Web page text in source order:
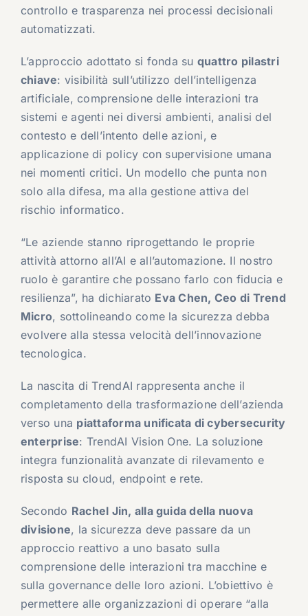
controllo e trasparenza nei processi decisionali
automatizzati.
L’approccio adottato si fonda su quattro pilastri
chiave: visibilità sull’utilizzo dell’intelligenza
artificiale, comprensione delle interazioni tra
sistemi e agenti nei diversi ambienti, analisi del
contesto e dell’intento delle azioni, e
applicazione di policy con supervisione umana
nei momenti critici. Un modello che punta non
solo alla difesa, ma alla gestione attiva del
rischio informatico.
“Le aziende stanno riprogettando le proprie
attività attorno all’AI e all’automazione. Il nostro
ruolo è garantire che possano farlo con fiducia e
resilienza”, ha dichiarato Eva Chen, Ceo di Trend
Micro, sottolineando come la sicurezza debba
evolvere alla stessa velocità dell’innovazione
tecnologica.
La nascita di TrendAI rappresenta anche il
completamento della trasformazione dell’azienda
verso una piattaforma unificata di cybersecurity
enterprise: TrendAI Vision One. La soluzione
integra funzionalità avanzate di rilevamento e
risposta su cloud, endpoint e rete.
Secondo Rachel Jin, alla guida della nuova
divisione, la sicurezza deve passare da un
approccio reattivo a uno basato sulla
comprensione delle interazioni tra macchine e
sulla governance delle loro azioni. L’obiettivo è
permettere alle organizzazioni di operare “alla